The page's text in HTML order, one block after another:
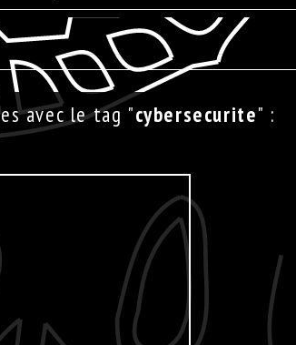
avec le tag "cybersecurite" :